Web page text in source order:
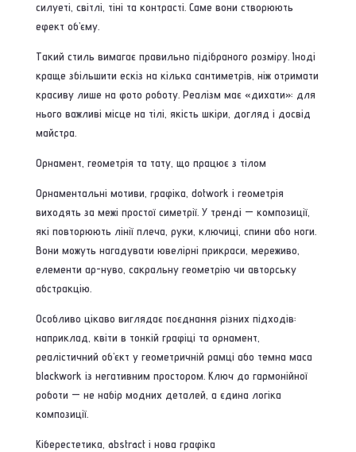
силуеті, світлі, тіні та контрасті. Саме вони створюють
ефект об’єму.
Такий стиль вимагає правильно підібраного розміру. Іноді
краще збільшити ескіз на кілька сантиметрів, ніж отримати
красиву лише на фото роботу. Реалізм має «дихати»: для
нього важливі місце на тілі, якість шкіри, догляд і досвід
майстра.
Орнамент, геометрія та тату, що працює з тілом
Орнаментальні мотиви, графіка, dotwork і геометрія
виходять за межі простої симетрії. У тренді — композиції,
які повторюють лінії плеча, руки, ключиці, спини або ноги.
Вони можуть нагадувати ювелірні прикраси, мереживо,
елементи ар-нуво, сакральну геометрію чи авторську
абстракцію.
Особливо цікаво виглядає поєднання різних підходів:
наприклад, квіти в тонкій графіці та орнамент,
реалістичний об’єкт у геометричній рамці або темна маса
blackwork із негативним простором. Ключ до гармонійної
роботи — не набір модних деталей, а єдина логіка
композиції.
Кіберестетика, abstract і нова графіка